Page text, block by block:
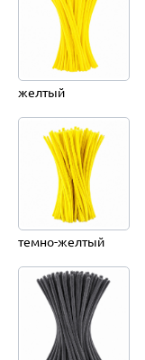
желтый
темно-желтый